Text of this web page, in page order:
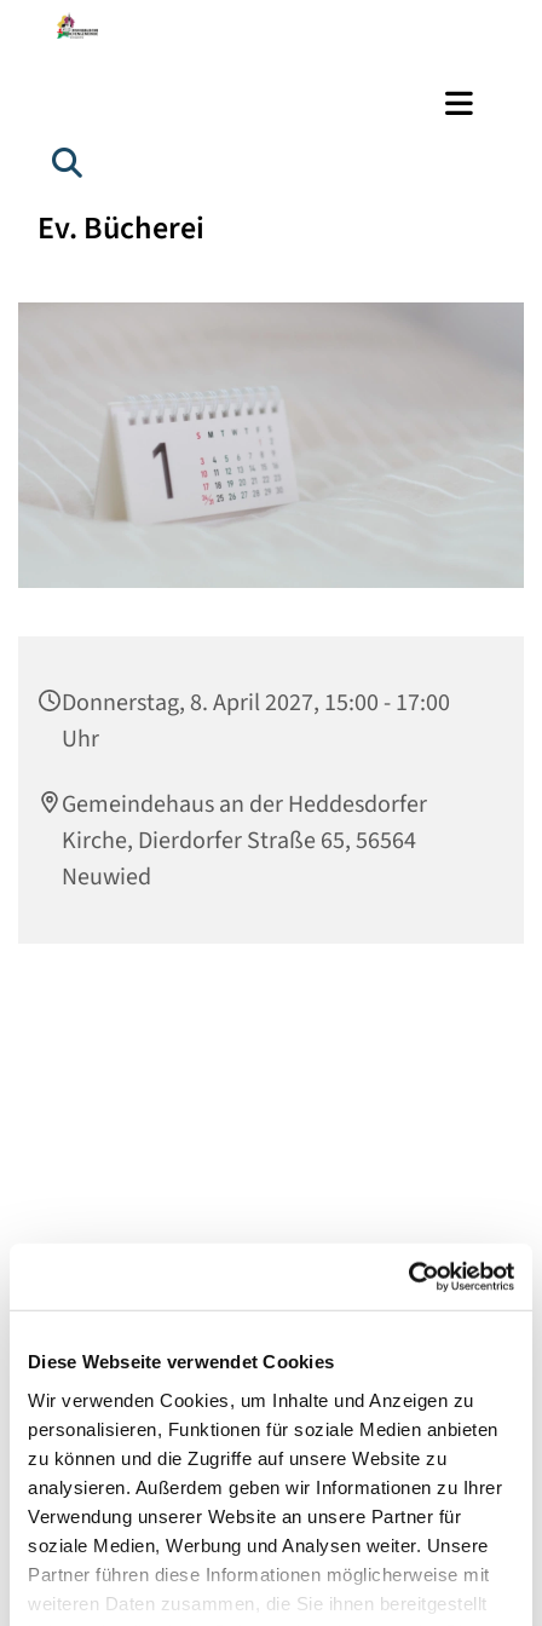
Diese Webseite verwendet Cookies
Wir verwenden Cookies, um Inhalte und Anzeigen zu
personalisieren, Funktionen für soziale Medien anbieten
zu können und die Zugriffe auf unsere Website zu
analysieren. Außerdem geben wir Informationen zu Ihrer
Verwendung unserer Website an unsere Partner für
soziale Medien, Werbung und Analysen weiter. Unsere
Partner führen diese Informationen möglicherweise mit
weiteren Daten zusammen, die Sie ihnen bereitgestellt
Ev. Bücherei
Donnerstag, 8. April 2027, 15:00 - 17:00
Uhr
Gemeindehaus an der Heddesdorfer
Kirche, Dierdorfer Straße 65, 56564
Neuwied
Dies könnte Sie auch interessieren